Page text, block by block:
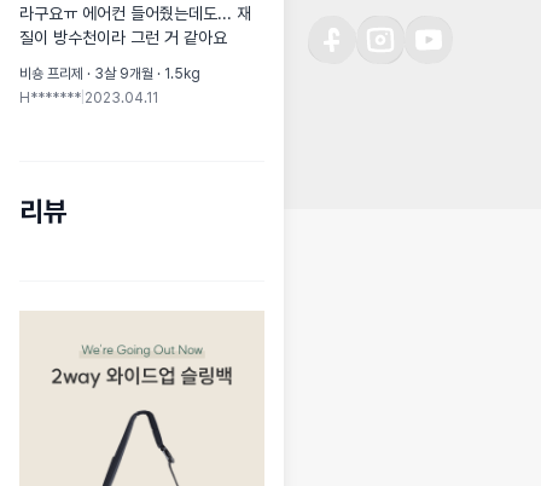
라구요ㅠ 에어컨 들어줬는데도... 재
질이 방수천이라 그런 거 같아요
비숑 프리제 · 3살 9개월 · 1.5kg
H******* 2023.04.11
리뷰